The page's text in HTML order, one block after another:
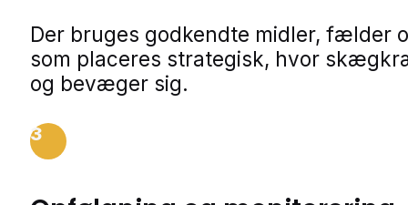
Der bruges godkendte midler, fælder
som placeres strategisk, hvor
og bevæger sig.
3